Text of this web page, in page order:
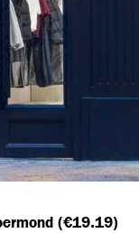
(€19.19)